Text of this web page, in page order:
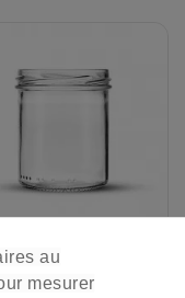
22,1 Cl -to70
au
mesurer